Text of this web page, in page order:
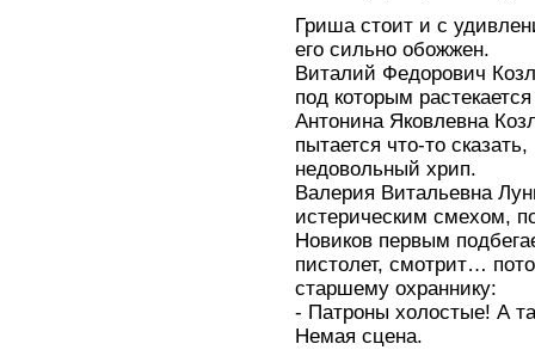
Гриша стоит и с
его сильно обожжен.
Виталий Федорович
под которым
Антонина Яковлевна
пытается что-то
недовольный хрип.
Валерия Витальевна
истерическим смехом,
Новиков первым
пистолет, смотрит…
старшему охраннику:
- Патроны холостые! А
Немая сцена.